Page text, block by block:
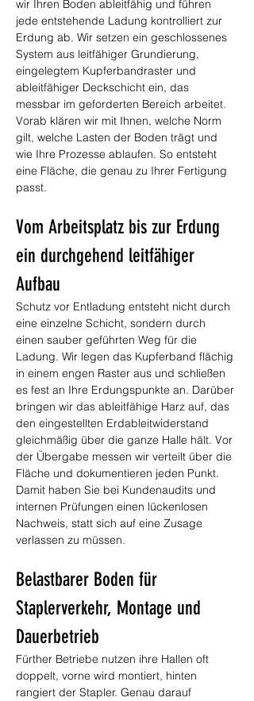
wir Ihren Boden ableitfähig und führen
jede entstehende Ladung kontrolliert zur
Erdung ab. Wir setzen ein geschlossenes
System aus leitfähiger Grundierung,
eingelegtem Kupferbandraster und
ableitfähiger Deckschicht ein, das
messbar im geforderten Bereich arbeitet.
Vorab klären wir mit Ihnen, welche Norm
gilt, welche Lasten der Boden trägt und
wie Ihre Prozesse ablaufen. So entsteht
eine Fläche, die genau zu Ihrer Fertigung
passt.
Vom Arbeitsplatz bis zur Erdung
ein durchgehend leitfähiger
Aufbau
Schutz vor Entladung entsteht nicht durch
eine einzelne Schicht, sondern durch
einen sauber geführten Weg für die
Ladung. Wir legen das Kupferband flächig
in einem engen Raster aus und schließen
es fest an Ihre Erdungspunkte an. Darüber
bringen wir das ableitfähige Harz auf, das
den eingestellten Erdableitwiderstand
gleichmäßig über die ganze Halle hält. Vor
der Übergabe messen wir verteilt über die
Fläche und dokumentieren jeden Punkt.
Damit haben Sie bei Kundenaudits und
internen Prüfungen einen lückenlosen
Nachweis, statt sich auf eine Zusage
verlassen zu müssen.
Belastbarer Boden für
Staplerverkehr, Montage und
Dauerbetrieb
Fürther Betriebe nutzen ihre Hallen oft
doppelt, vorne wird montiert, hinten
rangiert der Stapler. Genau darauf